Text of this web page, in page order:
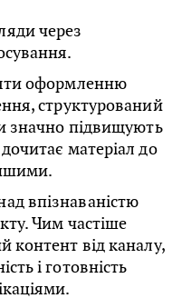
через
оформленню
структурований
значно підвищують
матеріал до
впізнаваністю
Чим частіше
контент від каналу,
і готовність